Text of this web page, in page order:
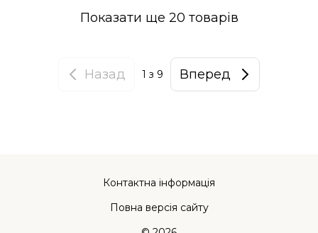
Показати ще 20 товарів
Назад 1 з 9 Вперед
Контактна інформація
Повна версія сайту